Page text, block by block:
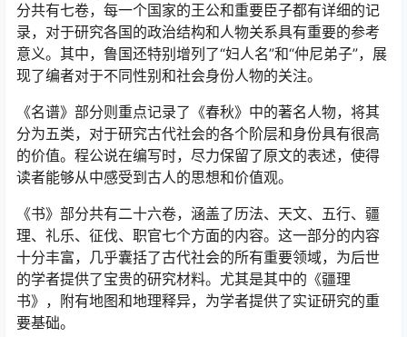
分共有七卷，每一个国家的王公和重要臣子都有详细的记
录，对于研究各国的政治结构和人物关系具有重要的参考
意义。其中，鲁国还特别增列了“妇人名”和“仲尼弟子”，展
现了编者对于不同性别和社会身份人物的关注。
《名谱》部分则重点记录了《春秋》中的著名人物，将其
分为五类，对于研究古代社会的各个阶层和身份具有很高
的价值。程公说在编写时，尽力保留了原文的表述，使得
读者能够从中感受到古人的思想和价值观。
《书》部分共有二十六卷，涵盖了历法、天文、五行、疆
理、礼乐、征伐、职官七个方面的内容。这一部分的内容
十分丰富，几乎囊括了古代社会的所有重要领域，为后世
的学者提供了宝贵的研究材料。尤其是其中的《疆理
书》，附有地图和地理释异，为学者提供了实证研究的重
要基础。